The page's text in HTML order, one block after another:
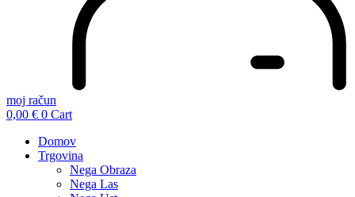
moj račun
0,00 € 0 Cart
Domov
Trgovina
Nega Obraza
Nega Las